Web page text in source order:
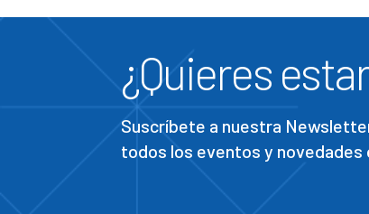
¿Quieres
Suscríbete a nuestra
todos los eventos y novedades